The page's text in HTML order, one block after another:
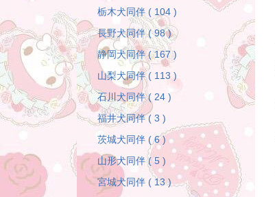
栃木犬同伴 ( 104 )
長野犬同伴 ( 98 )
静岡犬同伴 ( 167 )
山梨犬同伴 ( 113 )
石川犬同伴 ( 24 )
福井犬同伴 ( 3 )
茨城犬同伴 ( 6 )
山形犬同伴 ( 5 )
宮城犬同伴 ( 13 )